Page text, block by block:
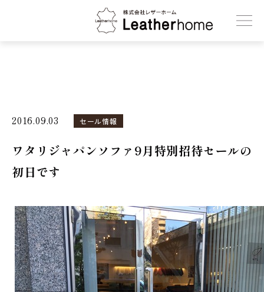
株式会社レザーホーム
2016.09.03 セール情報
ワタリジャパンソファ9月特別招待セールの
初日です